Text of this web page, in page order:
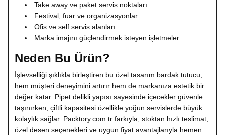
Take away ve paket servis noktaları
Festival, fuar ve organizasyonlar
Ofis ve self servis alanları
Marka imajını güçlendirmek isteyen işletmeler
Neden Bu Ürün?
İşlevselliği şıklıkla birleştiren bu özel tasarım bardak tutucu,
hem müşteri deneyimini artırır hem de markanıza estetik bir
değer katar. Pipet delikli yapısı sayesinde içecekler güvenle
taşınırken, çiftli kapasitesi özellikle yoğun servislerde büyük
kolaylık sağlar. Packtory.com.tr farkıyla; stoktan hızlı teslimat,
özel desen seçenekleri ve uygun fiyat avantajlarıyla hemen